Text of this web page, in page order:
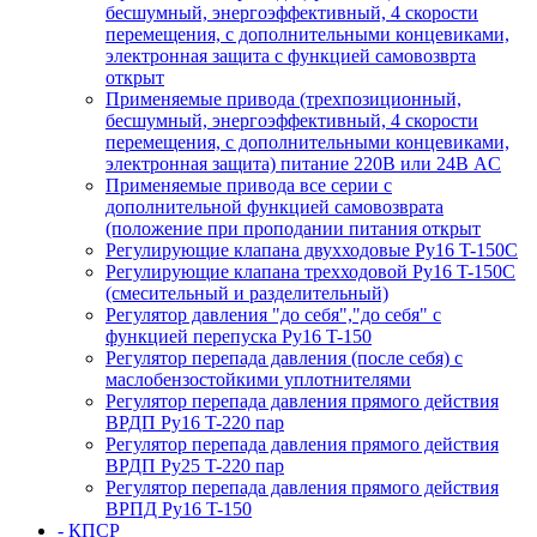
бесшумный, энергоэффективный, 4 скорости
перемещения, с дополнительными концевиками,
электронная защита с функцией самовозврта
открыт
Применяемые привода (трехпозиционный,
бесшумный, энергоэффективный, 4 скорости
перемещения, с дополнительными концевиками,
электронная защита) питание 220В или 24В AC
Применяемые привода все серии с
дополнительной функцией самовозврата
(положение при проподании питания открыт
Регулирующие клапана двухходовые Ру16 T-150С
Регулирующие клапана трехходовой Ру16 T-150С
(смесительный и разделительный)
Регулятор давления "до себя","до себя" с
функцией перепуска Ру16 T-150
Регулятор перепада давления (после себя) c
маслобензостойкими уплотнителями
Регулятор перепада давления прямого действия
ВРДП Ру16 T-220 пар
Регулятор перепада давления прямого действия
ВРДП Ру25 T-220 пар
Регулятор перепада давления прямого действия
ВРПД Ру16 T-150
- КПСР